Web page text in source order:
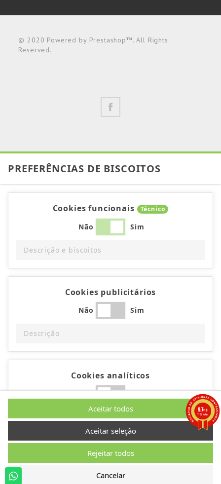
© 2020 Powered by Prestashop™. All Rights
Reserved.
PREFERÊNCIAS DE BISCOITOS
Cookies funcionais Técnico
Não Sim
Descrição e biscoitos
Cookies publicitários
Não Sim
Descrição
Cookies analíticos
Não Sim
Descrição
Cookies de desempenho
Cancelar
Rejeitar todos
Aceitar seleção
Aceitar todos 9.7/10
1193 notas